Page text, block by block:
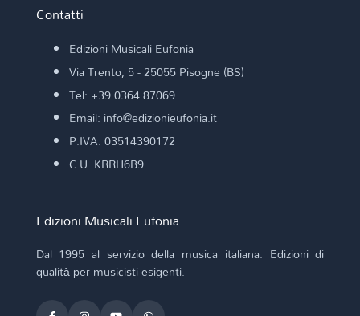
Contatti
Edizioni Musicali Eufonia
Via Trento, 5 - 25055 Pisogne (BS)
Tel: +39 0364 87069
Email: info@edizionieufonia.it
P.IVA: 03514390172
C.U. KRRH6B9
Edizioni Musicali Eufonia
Dal 1995 al servizio della musica italiana. Edizioni di
qualità per musicisti esigenti.